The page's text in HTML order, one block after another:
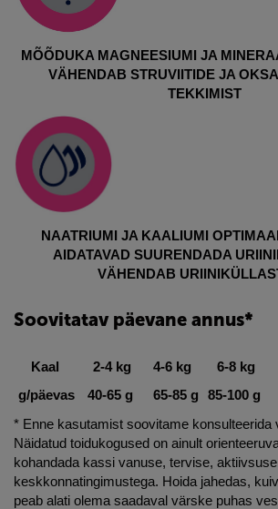
MÕÕDUKA MAGNEESIUMI JA
VÄHENDAB STRUVIITIDE JA
TEKKIMIST
NAATRIUMI JA KAALIUMI
AIDATAVAD SUURENDADA
VÄHENDAB
Soovitatav päevane annus*
Kaal 2-4 kg 4-6 kg
6-8 kg
g/päevas
40-65 g 65-85 g
85-100 g
* Enne kasutamist soovitame konsulteerida
Näidatud toidukogused on ainult
kohandada kassi vanuse, tervise,
keskkonnatingimustega. Hoida jahedas,
peab alati olema saadaval värske puhas